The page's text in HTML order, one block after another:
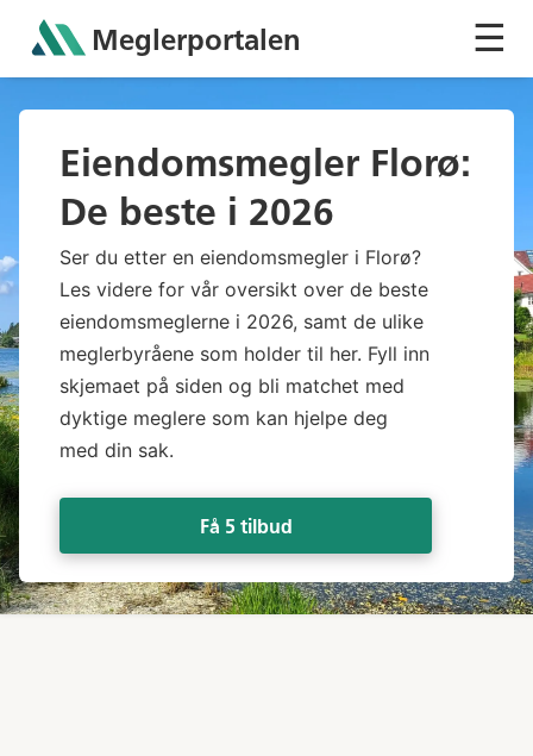
Meglerportalen ☰
Eiendomsmegler Florø:
De beste i 2026
Ser du etter en eiendomsmegler i Florø?
Les videre for vår oversikt over de beste
eiendomsmeglerne i 2026, samt de ulike
meglerbyråene som holder til her. Fyll inn
skjemaet på siden og bli matchet med
dyktige meglere som kan hjelpe deg
med din sak.
Få 5 tilbud